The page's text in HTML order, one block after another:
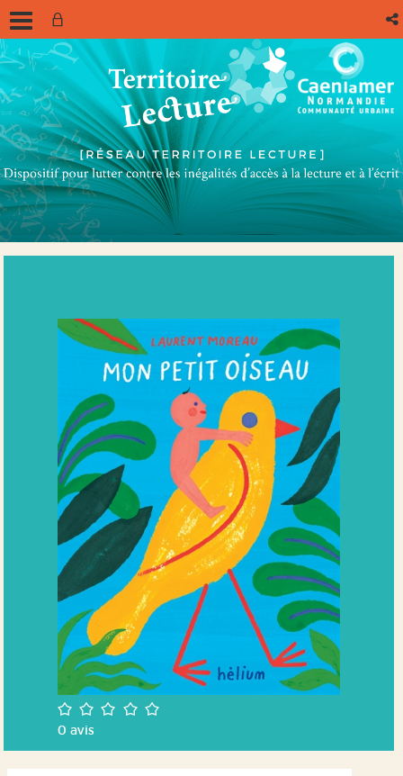
/5
0avis